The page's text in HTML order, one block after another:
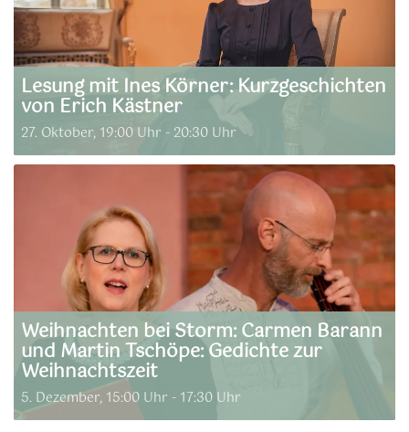
Lesung mit Ines Körner: Kurzgeschichten
von Erich Kästner
27. Oktober, 19:00 Uhr - 20:30 Uhr
Weihnachten bei Storm: Carmen Barann
und Martin Tschöpe: Gedichte zur
Weihnachtszeit
5. Dezember, 15:00 Uhr - 17:30 Uhr